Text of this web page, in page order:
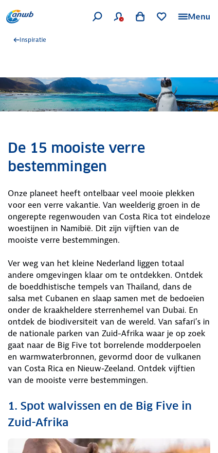
Menu
Inspiratie
De 15 mooiste verre
bestemmingen
Onze planeet heeft ontelbaar veel mooie plekken
voor een verre vakantie. Van weelderig groen in de
ongerepte regenwouden van Costa Rica tot eindeloze
woestijnen in Namibië. Dit zijn vijftien van de
mooiste verre bestemmingen.
Ver weg van het kleine Nederland liggen totaal
andere omgevingen klaar om te ontdekken. Ontdek
de boeddhistische tempels van Thailand, dans de
salsa met Cubanen en slaap samen met de bedoeïen
onder de kraakheldere sterrenhemel van Dubai. En
ontdek de biodiversiteit van de wereld. Van safari’s in
de nationale parken van Zuid-Afrika waar je op zoek
gaat naar de Big Five tot borrelende modderpoelen
en warmwaterbronnen, gevormd door de vulkanen
van Costa Rica en Nieuw-Zeeland. Ontdek vijftien
van de mooiste verre bestemmingen.
1. Spot walvissen en de Big Five in
Zuid-Afrika